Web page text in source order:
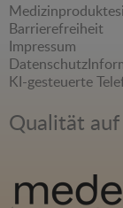
Barrierefreiheit
Impressum
Datenschutz
KI-gesteuerte
Qualität